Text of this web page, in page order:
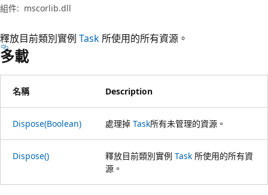
組件: mscorlib.dll
釋放目前類別實例 Task 所使用的所有資源。
多載
名稱 Description
Dispose(Boolean) 處理掉 Task所有未管理的資源。
Dispose() 釋放目前類別實例 Task 所使用的所有資
源。